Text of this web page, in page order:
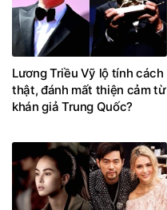
Lương Triều Vỹ lộ tính cách
thật, đánh mất thiện cảm từ
khán giả Trung Quốc?